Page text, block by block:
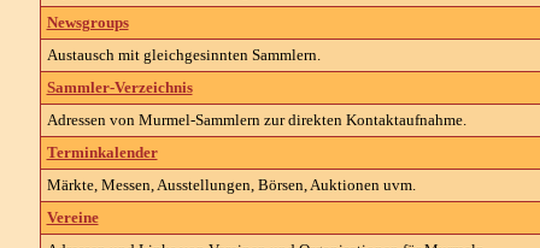
Newsgroups
Austausch mit gleichgesinnten Sammlern.
Sammler-Verzeichnis
Adressen von Murmel-Sammlern zur direkten Kontaktaufnahme.
Terminkalender
Märkte, Messen, Ausstellungen, Börsen, Auktionen uvm.
Vereine